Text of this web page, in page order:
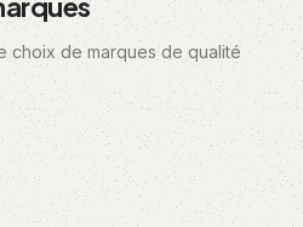
choix de marques de qualité